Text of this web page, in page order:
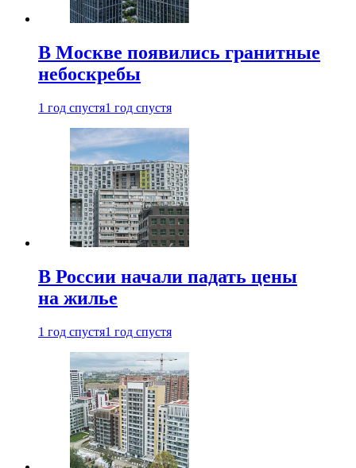
В Москве появились гранитные
небоскребы
1 год спустя1 год спустя
В России начали падать цены
на жилье
1 год спустя1 год спустя